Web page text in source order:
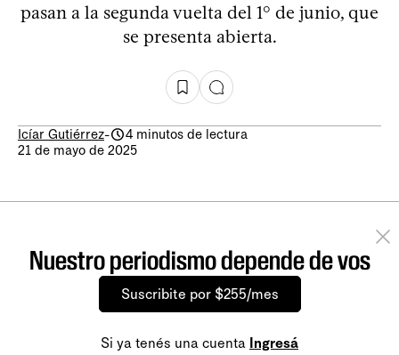
pasan a la segunda vuelta del 1° de junio, que
se presenta abierta.
Icíar Gutiérrez-
4 minutos de lectura
21 de mayo de 2025
Nuestro periodismo depende de vos
Suscribite por $255/mes
Si ya tenés una cuenta Ingresá